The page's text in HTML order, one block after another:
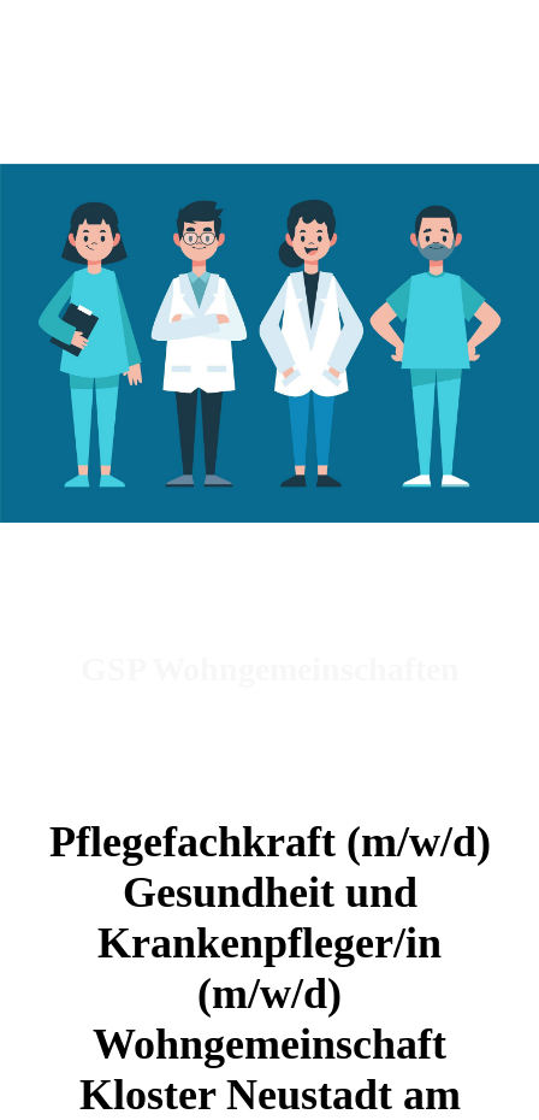
Untertitel
Pflegefachkraft (m/w/d)
Gesundheit und
Krankenpfleger/in
(m/w/d)
Wohngemeinschaft
Kloster Neustadt am